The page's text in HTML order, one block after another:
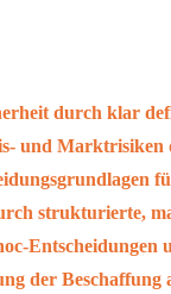
durch klar
und
strukturierte,
der